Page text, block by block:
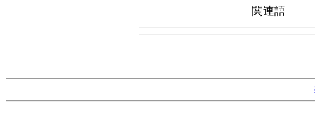
関連語